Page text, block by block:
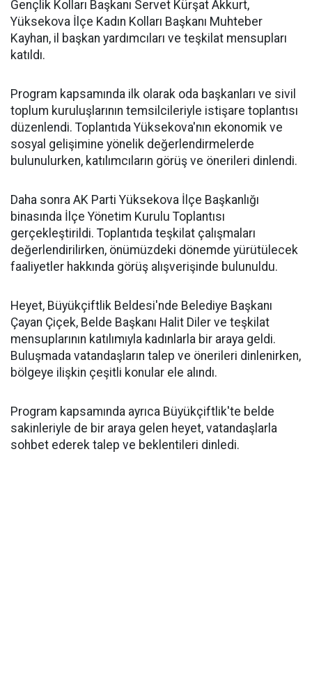
Gençlik Kolları Başkanı Servet Kürşat Akkurt,
Yüksekova İlçe Kadın Kolları Başkanı Muhteber
Kayhan, il başkan yardımcıları ve teşkilat mensupları
katıldı.
Program kapsamında ilk olarak oda başkanları ve sivil
toplum kuruluşlarının temsilcileriyle istişare toplantısı
düzenlendi. Toplantıda Yüksekova'nın ekonomik ve
sosyal gelişimine yönelik değerlendirmelerde
bulunulurken, katılımcıların görüş ve önerileri dinlendi.
Daha sonra AK Parti Yüksekova İlçe Başkanlığı
binasında İlçe Yönetim Kurulu Toplantısı
gerçekleştirildi. Toplantıda teşkilat çalışmaları
değerlendirilirken, önümüzdeki dönemde yürütülecek
faaliyetler hakkında görüş alışverişinde bulunuldu.
Heyet, Büyükçiftlik Beldesi'nde Belediye Başkanı
Çayan Çiçek, Belde Başkanı Halit Diler ve teşkilat
mensuplarının katılımıyla kadınlarla bir araya geldi.
Buluşmada vatandaşların talep ve önerileri dinlenirken,
bölgeye ilişkin çeşitli konular ele alındı.
Program kapsamında ayrıca Büyükçiftlik'te belde
sakinleriyle de bir araya gelen heyet, vatandaşlarla
sohbet ederek talep ve beklentileri dinledi.